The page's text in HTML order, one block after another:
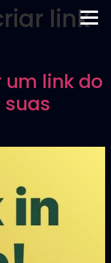
link
um link do